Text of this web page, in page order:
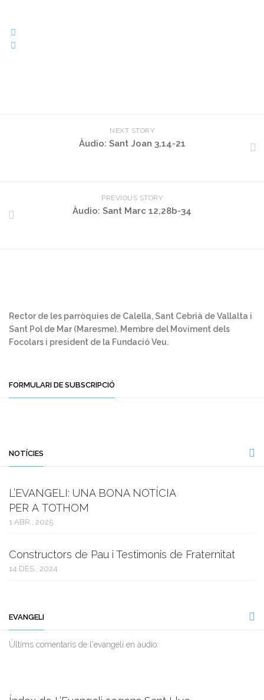
NEXT STORY
Àudio: Sant Joan 3,14-21
PREVIOUS STORY
Àudio: Sant Marc 12,28b-34
Rector de les parròquies de Calella, Sant Cebrià de Vallalta i
Sant Pol de Mar (Maresme). Membre del Moviment dels
Focolars i president de la Fundació Veu.
FORMULARI DE SUBSCRIPCIÓ
NOTÍCIES
L’EVANGELI: UNA BONA NOTÍCIA
PER A TOTHOM
1 ABR., 2025
Constructors de Pau i Testimonis de Fraternitat
14 DES., 2024
EVANGELI
Ùltims comentaris de l'evangeli en àudio: